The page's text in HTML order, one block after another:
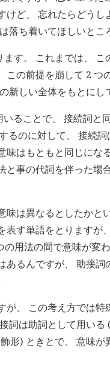
けど、 忘れたらどう
落ち着いてほしいとこ
す。 これまでは、 こ
この前提を崩して 2 つ
新しい全体をもとにし
いることで、 接続詞と
るのに対して、 接続
味はもともと同じにな
と事の代詞を伴った場
味は異なるとしたかと
表す単語をとりますが
用法の間で意味が変
あるんですが、 助接
が、 この考え方では
詞は助詞として用い
形) ときとで、 意味